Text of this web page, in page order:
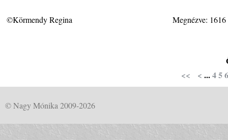
©Körmendy Regina Megnézve:
<<
< ...456
© Nagy Mónika 2009-2026